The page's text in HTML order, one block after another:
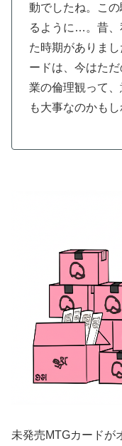
動でしたね。こ
るように…。昔、
た時期がありま
ードは、今はた
業の倫理観って
も大事なのかもし
未発売MTGカードが